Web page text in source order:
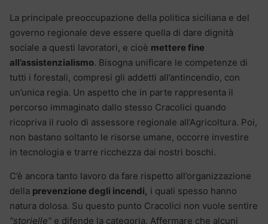
La principale preoccupazione della politica siciliana e del
governo regionale deve essere quella di dare dignità
sociale a questi lavoratori, e cioè mettere fine
all’assistenzialismo. Bisogna unificare le competenze di
tutti i forestali, compresi gli addetti all’antincendio, con
un’unica regia. Un aspetto che in parte rappresenta il
percorso immaginato dallo stesso Cracolici quando
ricopriva il ruolo di assessore regionale all’Agricoltura. Poi,
non bastano soltanto le risorse umane, occorre investire
in tecnologia e trarre ricchezza dai nostri boschi.
C’è ancora tanto lavoro da fare rispetto all’organizzazione
della prevenzione degli incendi, i quali spesso hanno
natura dolosa. Su questo punto Cracolici non vuole sentire
“storielle” e difende la categoria. Affermare che alcuni